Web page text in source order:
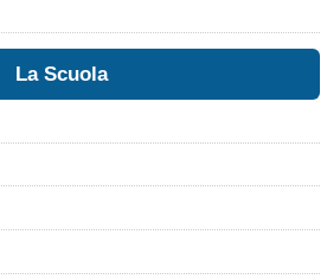
La Scuola